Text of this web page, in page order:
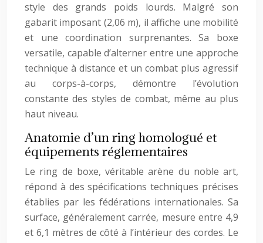
style des grands poids lourds. Malgré son
gabarit imposant (2,06 m), il affiche une mobilité
et une coordination surprenantes. Sa boxe
versatile, capable d’alterner entre une approche
technique à distance et un combat plus agressif
au corps-à-corps, démontre l’évolution
constante des styles de combat, même au plus
haut niveau.
Anatomie d’un ring homologué et
équipements réglementaires
Le ring de boxe, véritable arène du noble art,
répond à des spécifications techniques précises
établies par les fédérations internationales. Sa
surface, généralement carrée, mesure entre 4,9
et 6,1 mètres de côté à l’intérieur des cordes. Le